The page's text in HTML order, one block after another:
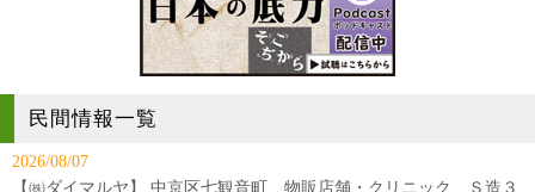
民間情報一覧
2026/08/07
【㈱ダイマルヤ】 中京区七観音町 物販店舗・クリニック Ｓ造３